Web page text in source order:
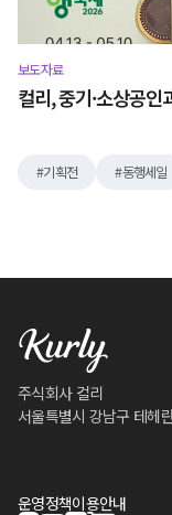
보도자료
컬리, 중기·소상공인
기획전 동행세일
주식회사 컬리
서울특별시 강남구 테헤
운영정책이용안내